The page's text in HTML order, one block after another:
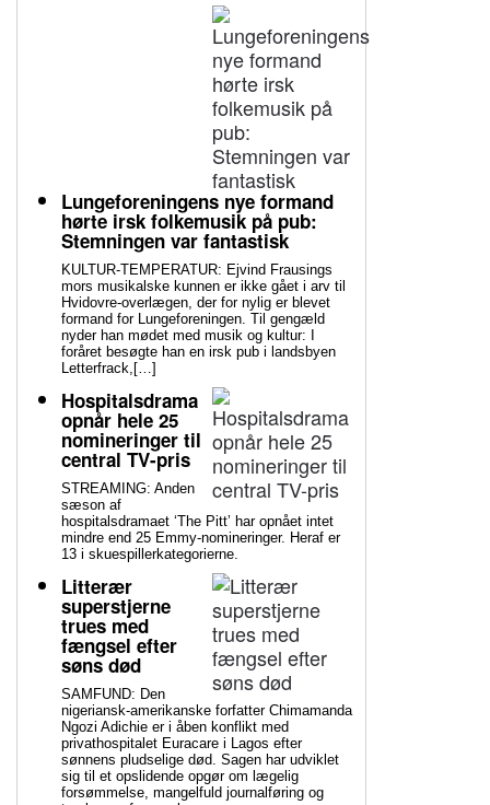
Lungeforeningens nye formand
hørte irsk folkemusik på pub:
Stemningen var fantastisk
KULTUR-TEMPERATUR: Ejvind Frausings
mors musikalske kunnen er ikke gået i arv til
Hvidovre-overlægen, der for nylig er blevet
formand for Lungeforeningen. Til gengæld
nyder han mødet med musik og kultur: I
foråret besøgte han en irsk pub i landsbyen
Letterfrack,[…]
Hospitalsdrama
opnår hele 25
nomineringer til
central TV-pris
STREAMING: Anden
sæson af
hospitalsdramaet ‘The Pitt’ har opnået intet
mindre end 25 Emmy-nomineringer. Heraf er
13 i skuespillerkategorierne.
Litterær
superstjerne
trues med
fængsel efter
søns død
SAMFUND: Den
nigeriansk-amerikanske forfatter Chimamanda
Ngozi Adichie er i åben konflikt med
privathospitalet Euracare i Lagos efter
sønnens pludselige død. Sagen har udviklet
sig til et opslidende opgør om lægelig
forsømmelse, mangelfuld journalføring og